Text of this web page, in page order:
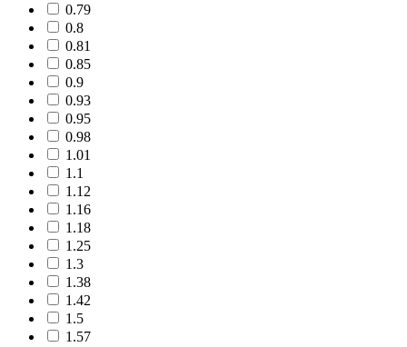
0.79
0.8
0.81
0.85
0.9
0.93
0.95
0.98
1.01
1.1
1.12
1.16
1.18
1.25
1.3
1.38
1.42
1.5
1.57